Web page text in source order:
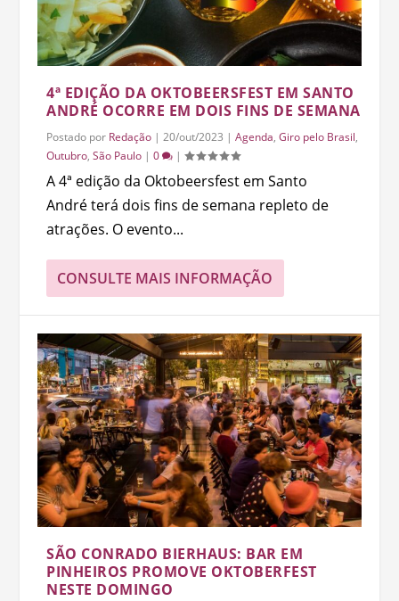
4ª EDIÇÃO DA OKTOBEERSFEST EM SANTO
ANDRÉ OCORRE EM DOIS FINS DE SEMANA
Postado por Redação |20/out/2023 |Agenda,Giro pelo Brasil,
Outubro,São Paulo |0 |
A 4ª edição da Oktobeersfest em Santo
André terá dois fins de semana repleto de
atrações. O evento...
CONSULTE MAIS INFORMAÇÃO
SÃO CONRADO BIERHAUS: BAR EM
PINHEIROS PROMOVE OKTOBERFEST
NESTE DOMINGO